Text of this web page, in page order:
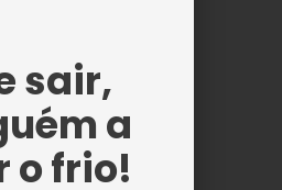
sair,
a
o frio!